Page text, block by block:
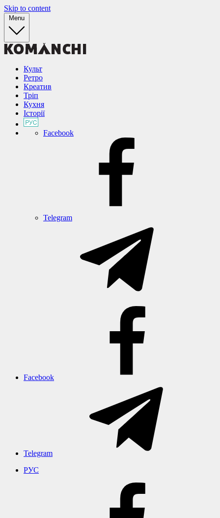
Skip to content
Menu
Культ
Ретро
Креатив
Тріп
Кухня
Історії
Facebook
Telegram
Facebook
Telegram
РУС